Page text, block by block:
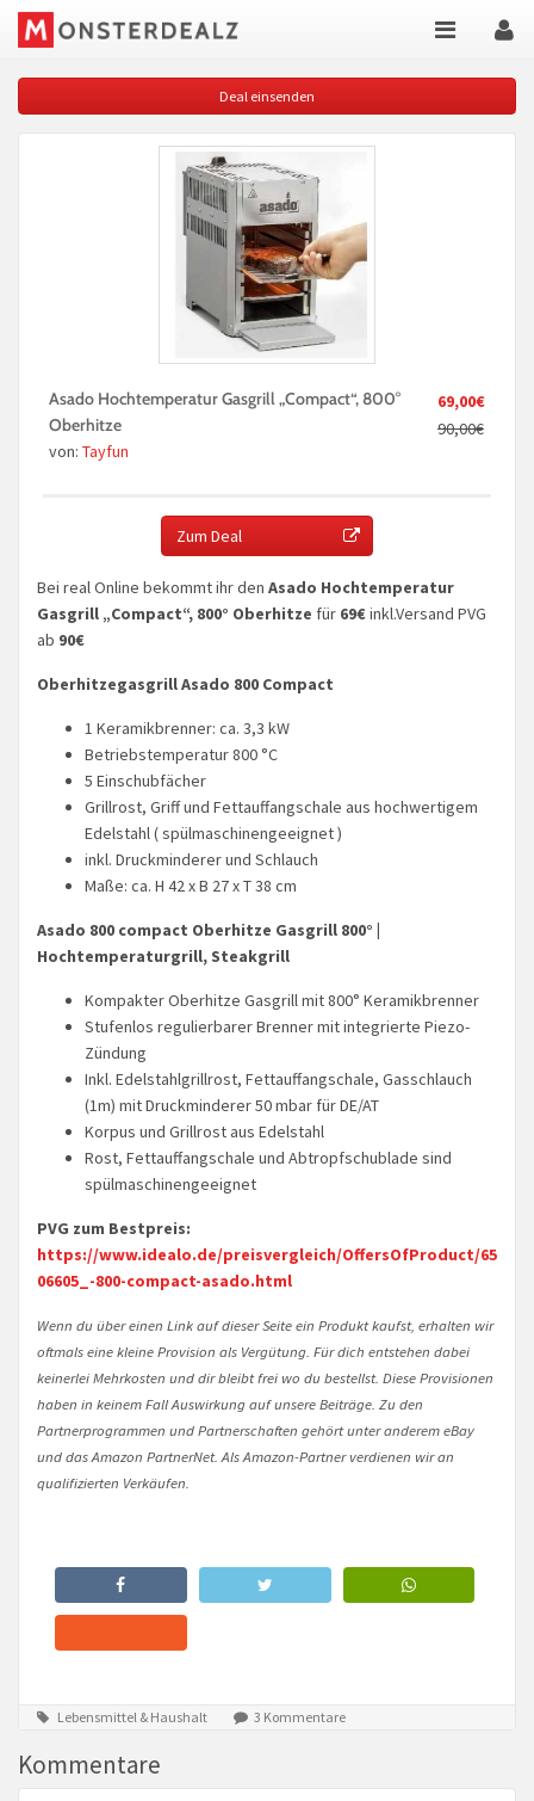
Deal einsenden
69,00€
90,00€
Asado Hochtemperatur Gasgrill „Compact“, 800°
Oberhitze
von: Tayfun
Zum Deal
Bei real Online bekommt ihr den Asado Hochtemperatur
Gasgrill „Compact“, 800° Oberhitze für 69€inkl.Versand PVG
ab 90€
Oberhitzegasgrill Asado 800 Compact
1 Keramikbrenner: ca. 3,3 kW
Betriebstemperatur 800 °C
5 Einschubfächer
Grillrost, Griff und Fettauffangschale aus hochwertigem
Edelstahl ( spülmaschinengeeignet )
inkl. Druckminderer und Schlauch
Maße: ca. H 42 x B 27 x T 38 cm
Asado 800 compact Oberhitze Gasgrill 800° |
Hochtemperaturgrill, Steakgrill
Kompakter Oberhitze Gasgrill mit 800° Keramikbrenner
Stufenlos regulierbarer Brenner mit integrierte Piezo-
Zündung
Inkl. Edelstahlgrillrost, Fettauffangschale, Gasschlauch
(1m) mit Druckminderer 50 mbar für DE/AT
Korpus und Grillrost aus Edelstahl
Rost, Fettauffangschale und Abtropfschublade sind
spülmaschinengeeignet
PVG zum Bestpreis:
https://www.idealo.de/preisvergleich/OffersOfProduct/65
06605_-800-compact-asado.html
Wenn du über einen Link auf dieser Seite ein Produkt kaufst, erhalten wir
oftmals eine kleine Provision als Vergütung. Für dich entstehen dabei
keinerlei Mehrkosten und dir bleibt frei wo du bestellst. Diese Provisionen
haben in keinem Fall Auswirkung auf unsere Beiträge. Zu den
Partnerprogrammen und Partnerschaften gehört unter anderem eBay
und das Amazon PartnerNet. Als Amazon-Partner verdienen wir an
qualifizierten Verkäufen.
Lebensmittel & Haushalt 3 Kommentare
Kommentare